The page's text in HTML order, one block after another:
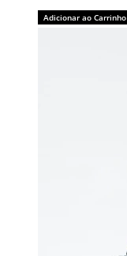
Adicionar ao Carrinho